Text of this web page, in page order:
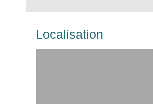
Localisation